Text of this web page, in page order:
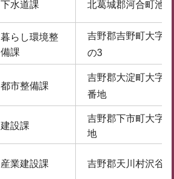
下水道課 北葛城郡河合町池
暮らし環境整
備課
吉野郡吉野町大字
の3
都市整備課
吉野郡大淀町大字
番地
建設課
吉野郡下市町大字
地
産業建設課 吉野郡天川村沢谷